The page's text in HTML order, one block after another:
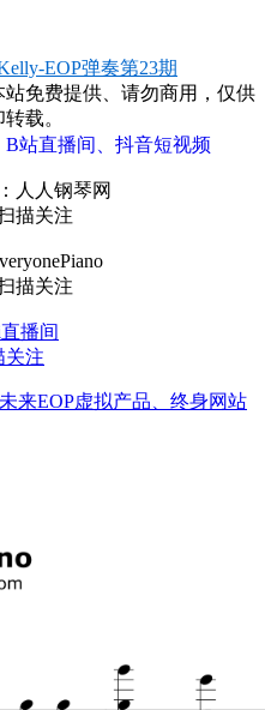
EOP弹奏第23期
免费提供、请勿商用，仅供
载。
站直播间、抖音短视频
人人钢琴网
描关注
描关注
播间
关注
来EOP虚拟产品、终身网站